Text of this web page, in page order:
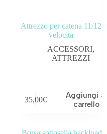
Attrezzo per catena 11/12
velocita
ACCESSORI,
ATTREZZI
35,00€
Aggiungi al
carrello